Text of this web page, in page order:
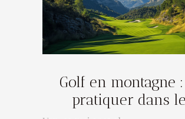
Golf en montagne
pratiquer dans